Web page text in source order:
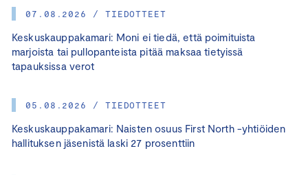
07.08.2026 / TIEDOTTEET
Keskuskauppakamari: Moni ei tiedä, että poimituista
marjoista tai pullopanteista pitää maksaa tietyissä
tapauksissa verot
05.08.2026 / TIEDOTTEET
Keskuskauppakamari: Naisten osuus First North -yhtiöiden
hallituksen jäsenistä laski 27 prosenttiin